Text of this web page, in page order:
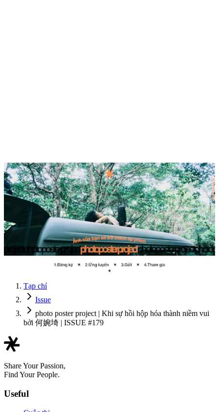
Tạp chí
Issue
photo poster project | Khi sự hồi hộp hóa thành niềm vui
bởi 何婉埼 | ISSUE #179
Share Your Passion,
Find Your People.
Useful